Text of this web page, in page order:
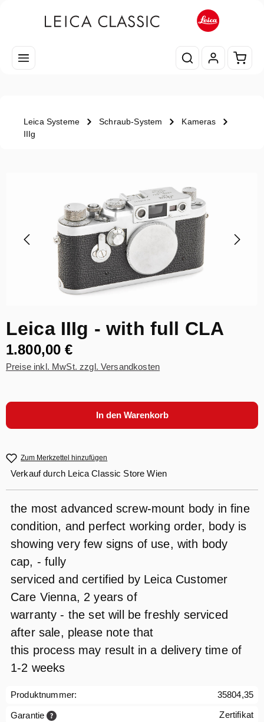
Leica Systeme Schraub-System
Kameras
IIIg
Leica IIIg - with full CLA
1.800,00 €
Preise inkl. MwSt. zzgl. Versandkosten
In den Warenkorb
Zum Merkzettel hinzufügen
Verkauf durch Leica Classic Store Wien
the most advanced screw-mount body in fine
condition, and perfect working order, body is
showing very few signs of use, with body
cap, - fully
serviced and certified by Leica Customer
Care Vienna, 2 years of
warranty - the set will be freshly serviced
after sale, please note that
this process may result in a delivery time of
1-2 weeks
Produktnummer: 35804,35
Garantie Zertifikat